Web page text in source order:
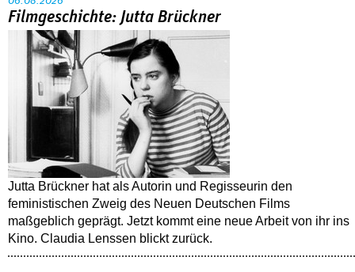
Filmgeschichte: Jutta Brückner
Jutta Brückner hat als Autorin und Regisseurin den
feministischen Zweig des Neuen Deutschen Films
maßgeblich geprägt. Jetzt kommt eine neue Arbeit von ihr ins
Kino. Claudia Lenssen blickt zurück.